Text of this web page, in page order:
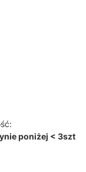
poniżej < 3szt